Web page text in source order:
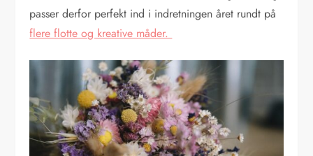
passer derfor perfekt ind i indretningen året rundt på
flere flotte og kreative måder.